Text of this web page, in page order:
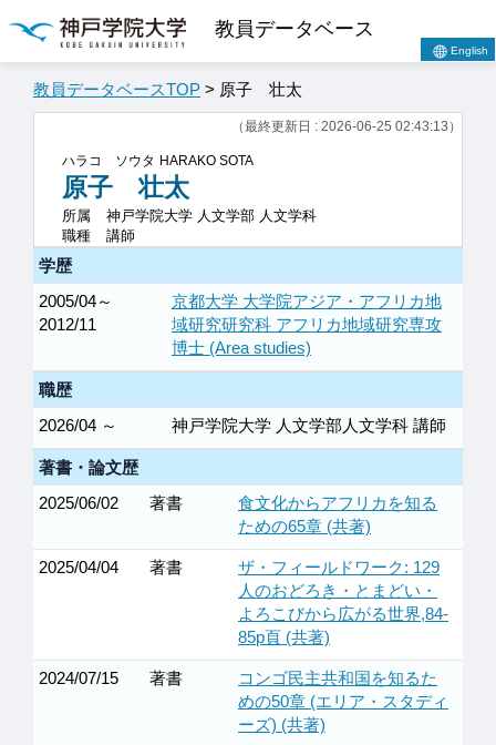
教員データベース
English
教員データベースTOP > 原子 壮太
（最終更新日 : 2026-06-25 02:43:13）
ハラコ ソウタ HARAKO SOTA
原子 壮太
所属
神戸学院大学 人文学部 人文学科
職種
講師
学歴
2005/04～
2012/11
京都大学 大学院アジア・アフリカ地
域研究研究科 アフリカ地域研究専攻
博士 (Area studies)
職歴
2026/04 ～
神戸学院大学 人文学部人文学科 講師
著書・論文歴
2025/06/02
著書
食文化からアフリカを知る
ための65章 (共著)
2025/04/04 著書
ザ・フィールドワーク: 129
人のおどろき・とまどい・
よろこびから広がる世界,84-
85p頁 (共著)
2024/07/15 著書
コンゴ民主共和国を知るた
めの50章 (エリア・スタディ
ーズ) (共著)